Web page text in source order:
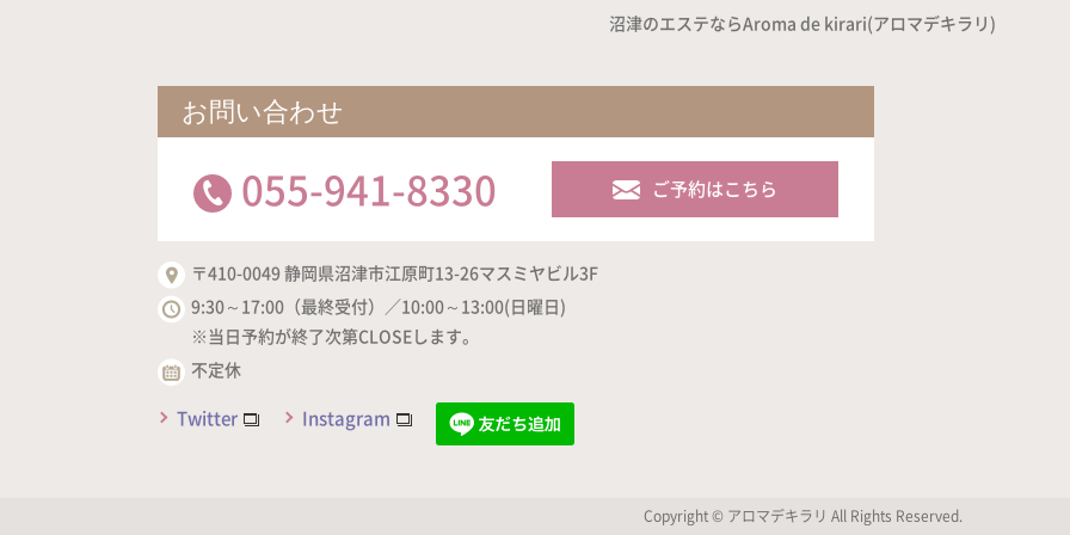
沼津のエステならAroma de kirari(アロマデキラリ)
お問い合わせ
055-941-8330 ご予約はこちら
〒410-0049 静岡県沼津市江原町13-26マスミヤビル3F
9:30～17:00（最終受付）／10:00～13:00(日曜日)
※当日予約が終了次第CLOSEします。
不定休
Twitter Instagram
Copyright © アロマデキラリ All Rights Reserved.